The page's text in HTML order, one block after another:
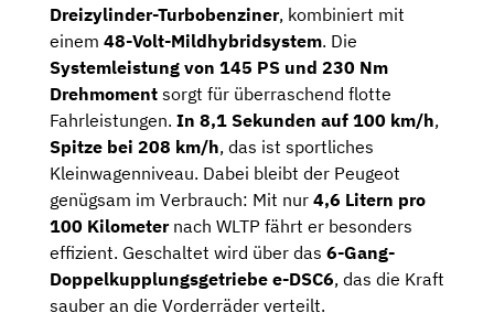
Dreizylinder-Turbobenziner, kombiniert mit
einem 48-Volt-Mildhybridsystem. Die
Systemleistung von 145 PS und 230 Nm
Drehmoment sorgt für überraschend flotte
Fahrleistungen. In 8,1 Sekunden auf 100 km/h,
Spitze bei 208 km/h, das ist sportliches
Kleinwagenniveau. Dabei bleibt der Peugeot
genügsam im Verbrauch: Mit nur 4,6 Litern pro
100 Kilometer nach WLTP fährt er besonders
effizient. Geschaltet wird über das 6-Gang-
Doppelkupplungsgetriebe e-DSC6, das die Kraft
sauber an die Vorderräder verteilt.